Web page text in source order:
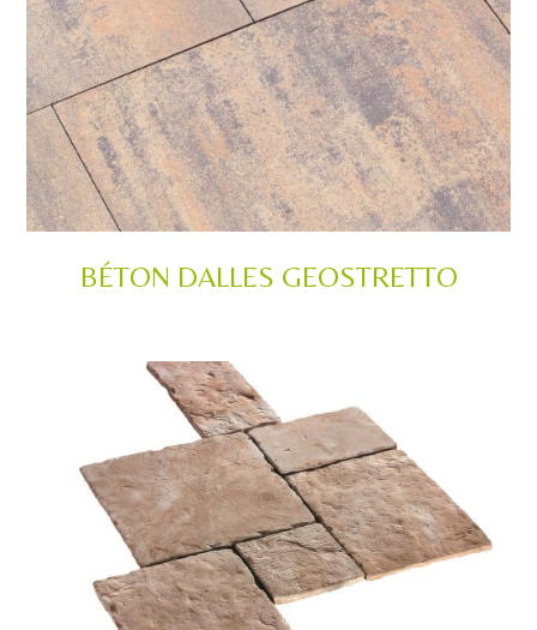
BÉTON DALLES GEOSTRETTO